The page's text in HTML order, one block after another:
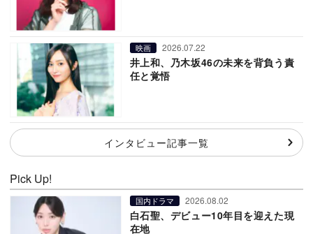
映画 2026.07.22
井上和、乃木坂46の未来を背負う責
任と覚悟
インタビュー記事一覧
Pick Up!
国内ドラマ 2026.08.02
白石聖、デビュー10年目を迎えた現
在地